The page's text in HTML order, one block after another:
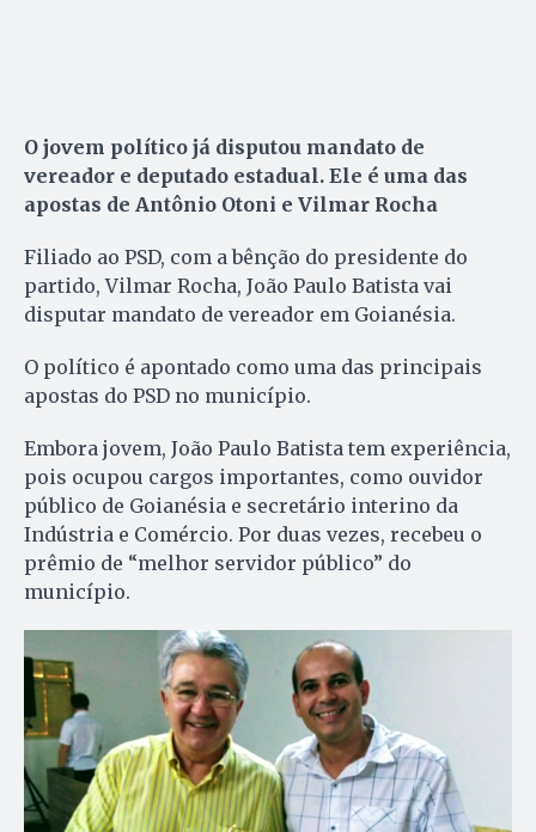
O jovem político já disputou mandato de
vereador e deputado estadual. Ele é uma das
apostas de Antônio Otoni e Vilmar Rocha
Filiado ao PSD, com a bênção do presidente do
partido, Vilmar Rocha, João Paulo Batista vai
disputar mandato de vereador em Goianésia.
O político é apontado como uma das principais
apostas do PSD no município.
Embora jovem, João Paulo Batista tem experiência,
pois ocupou cargos importantes, como ouvidor
público de Goianésia e secretário interino da
Indústria e Comércio. Por duas vezes, recebeu o
prêmio de “melhor servidor público” do
município.